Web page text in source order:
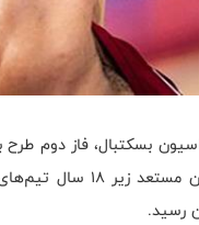
بسکتبال، فاز دوم طرح
رسید.